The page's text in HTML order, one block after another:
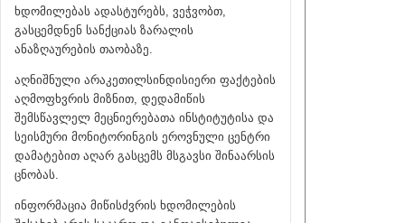
ხდომილებას ადასტურებს, ვეჭვობთ,
გასცემდნენ სანქციას ზარალის
ანაზღაურების თაობაზე.
აღნიშნული არაკეთილსინდისიერი ფაქტების
აღმოფხვრის მიზნით, დედამიწის
შემსწავლელ მეცნიერებათა ინსტიტუტისა და
სეისმური მონიტორინგის ეროვნული ცენტრი
დამატებით აღარ გასცემს მსგავსი შინაარსის
ცნობას.
ინფორმაცია მიწისძვრის ხდომილების